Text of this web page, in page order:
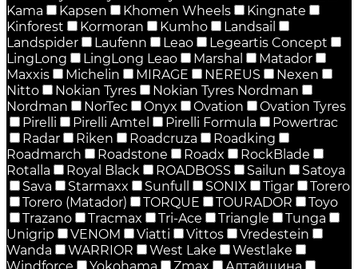
Kama
Kapsen Khomen Wheels
Kingnate
Kinforest
Kormoran Kumho
Landsail
Landspider
Laufenn Leao
Legeartis Concept
LingLong
LingLong Leao Marshal
Matador
Maxxis
Michelin MIRAGE NEREUS
Nexen
Nitto
Nokian Tyres
Nokian Tyres Nordman
Nordman
NorTec Onyx Ovation
Ovation Tyres
Pirelli
Pirelli Amtel Pirelli Formula
Powertrac
Radar
Riken Roadcruza
Roadking
Roadmarch
Roadstone Roadx
RockBlade
Rotalla
Royal Black ROADBOSS Sailun
Satoya
Sava
Starmaxx Sunfull SONIX Tigar
Torero
Torero (Matador)
TORQUE TOURADOR
Toyo
Trazano
Tracmax Tri-Ace Triangle
Tunga
Unigrip
VENOM Viatti Vittos
Vredestein
Wanda
WARRIOR West Lake
Westlake